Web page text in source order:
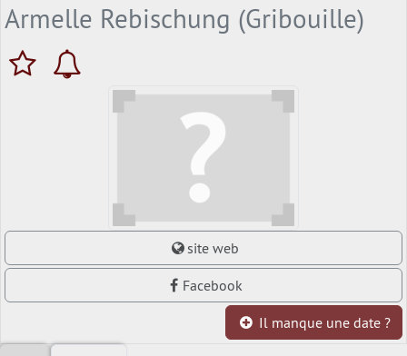
Armelle Rebischung (Gribouille)
site web
Facebook
Il manque une date ?